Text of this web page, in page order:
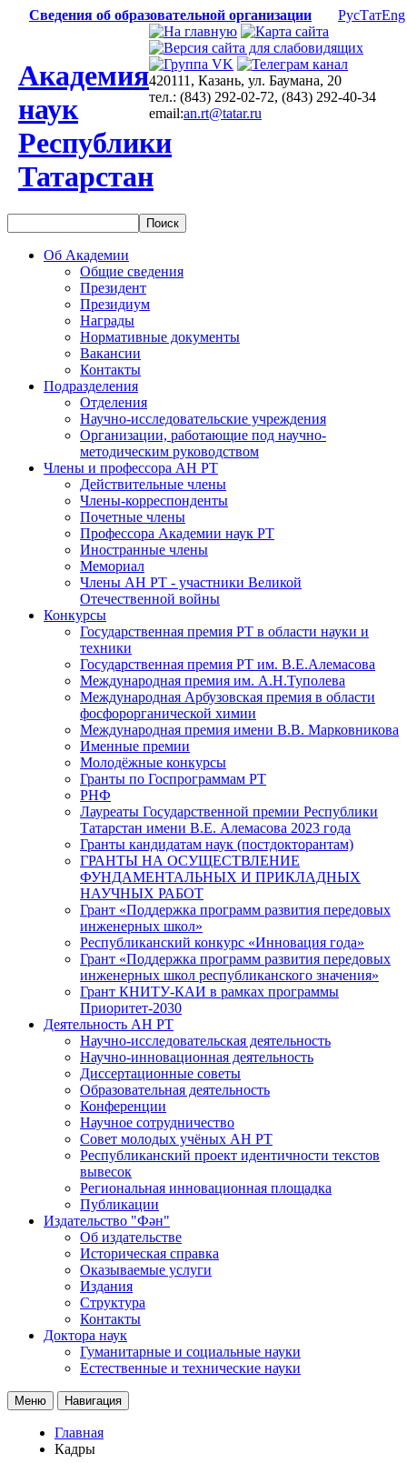
Сведения об образовательной организации РусТатEng
Академия
наук
Республики
Татарстан
420111, Казань, ул. Баумана, 20
тел.: (843) 292-02-72, (843) 292-40-34
email:an.rt@tatar.ru
Об Академии
Общие сведения
Президент
Президиум
Награды
Нормативные документы
Вакансии
Контакты
Подразделения
Отделения
Научно-исследовательские учреждения
Организации, работающие под научно-
методическим руководством
Члены и профессора АН РТ
Действительные члены
Члены-корреспонденты
Почетные члены
Профессора Академии наук РТ
Иностранные члены
Мемориал
Члены АН РТ - участники Великой
Отечественной войны
Конкурсы
Государственная премия РТ в области науки и
техники
Государственная премия РТ им. В.Е.Алемасова
Международная премия им. А.Н.Туполева
Международная Арбузовская премия в области
фосфорорганической химии
Международная премия имени В.В. Марковникова
Именные премии
Молодёжные конкурсы
Гранты по Госпрограммам РТ
РНФ
Лауреаты Государственной премии Республики
Татарстан имени В.Е. Алемасова 2023 года
Гранты кандидатам наук (постдокторантам)
ГРАНТЫ НА ОСУЩЕСТВЛЕНИЕ
ФУНДАМЕНТАЛЬНЫХ И ПРИКЛАДНЫХ
НАУЧНЫХ РАБОТ
Грант «Поддержка программ развития передовых
инженерных школ»
Республиканский конкурс «Инновация года»
Грант «Поддержка программ развития передовых
инженерных школ республиканского значения»
Грант КНИТУ-КАИ в рамках программы
Приоритет-2030
Деятельность АН РТ
Научно-исследовательская деятельность
Научно-инновационная деятельность
Диссертационные советы
Образовательная деятельность
Конференции
Научное сотрудничество
Совет молодых учёных АН РТ
Республиканский проект идентичности текстов
вывесок
Региональная инновационная площадка
Публикации
Издательство "Фән"
Об издательстве
Историческая справка
Оказываемые услуги
Издания
Структура
Контакты
Доктора наук
Гуманитарные и социальные науки
Естественные и технические науки
Меню Навигация
Главная
Кадры